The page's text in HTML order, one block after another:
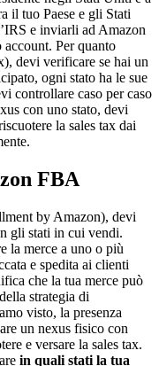
il tuo Paese e gli Stati
e inviarli ad Amazon
Per quanto
devi verificare se hai un
ogni stato ha le sue
controllare caso per caso
con uno stato, devi
la sales tax dai
FBA
by Amazon), devi
gli stati in cui vendi.
la merce a uno o più
e spedita ai clienti
che la tua merce può
strategia di
visto, la presenza
un nexus fisico con
e versare la sales tax.
in quali stati la tua